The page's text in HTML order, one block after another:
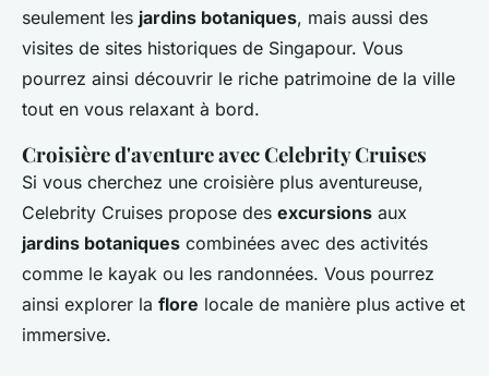
seulement les jardins botaniques, mais aussi des
visites de sites historiques de Singapour. Vous
pourrez ainsi découvrir le riche patrimoine de la ville
tout en vous relaxant à bord.
Croisière d'aventure avec Celebrity Cruises
Si vous cherchez une croisière plus aventureuse,
Celebrity Cruises propose des excursions aux
jardins botaniques combinées avec des activités
comme le kayak ou les randonnées. Vous pourrez
ainsi explorer la flore locale de manière plus active et
immersive.